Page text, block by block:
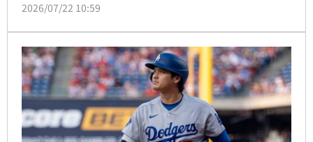
雙殺，終場以2：1獲勝。
2026/07/22 10:59